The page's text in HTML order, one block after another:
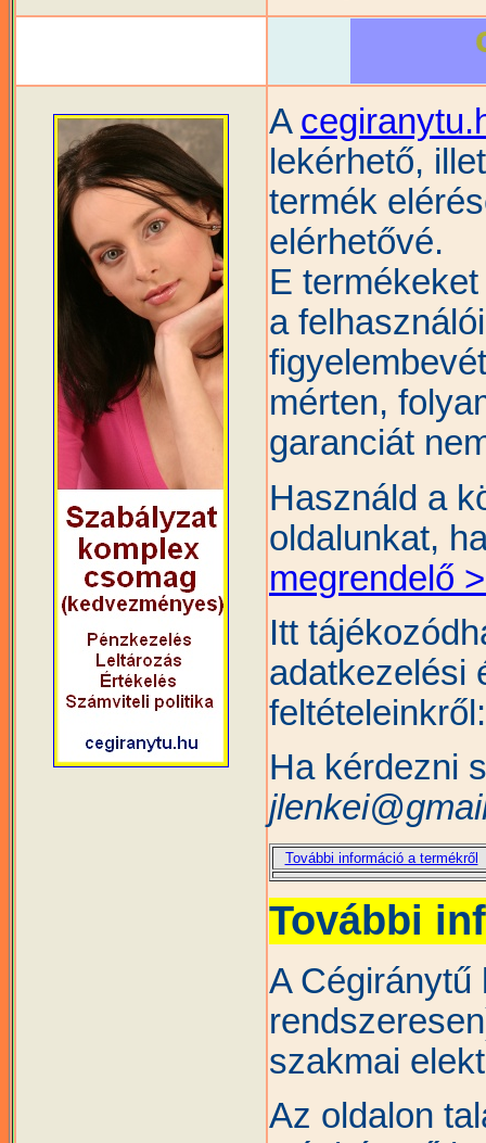
A
lekérhető,
termék
elérhetővé.
E
a
mérten,
garanciát
Használd a
oldalunkat,
megrendelő
Itt
adatkezelési
Ha kérdezni
További információ a termékről
További
A Cégiránytű
szakmai
Az oldalon